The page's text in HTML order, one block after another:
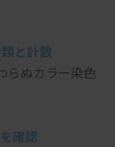
と計数
らぬカラー染色
確認